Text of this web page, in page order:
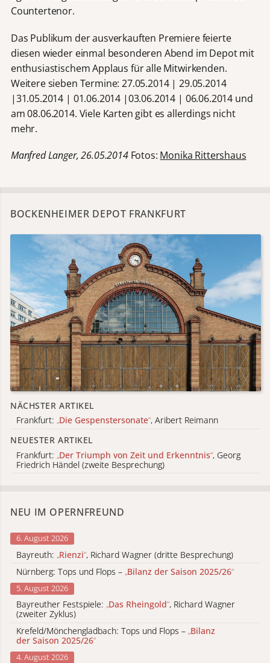
Countertenor.
Das Publikum der ausverkauften Premiere feierte
diesen wieder einmal besonderen Abend im Depot mit
enthusiastischem Applaus für alle Mitwirkenden.
Weitere sieben Termine: 27.05.2014 | 29.05.2014
|31.05.2014 | 01.06.2014 |03.06.2014 | 06.06.2014 und
am 08.06.2014. Viele Karten gibt es allerdings nicht
mehr.
Manfred Langer, 26.05.2014 Fotos: Monika Rittershaus
BOCKENHEIMER DEPOT FRANKFURT
NÄCHSTER ARTIKEL
Frankfurt: „Die Gespenstersonate“, Aribert Reimann
NEUESTER ARTIKEL
Frankfurt: „Der Triumph von Zeit und Erkenntnis“, Georg
Friedrich Händel (zweite Besprechung)
NEU IM OPERNFREUND
6. August 2026
Bayreuth: „Rienzi“, Richard Wagner (dritte Besprechung)
Nürnberg: Tops und Flops – „Bilanz der Saison 2025/26“
5. August 2026
Bayreuther Festspiele: „Das Rheingold“, Richard Wagner
(zweiter Zyklus)
Krefeld/Mönchengladbach: Tops und Flops – „Bilanz
der Saison 2025/26“
4. August 2026